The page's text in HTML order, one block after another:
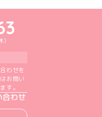
公式アカウント
んX公式アカウント
ーみんInstagram公式アカウント
いどりーみんFacebook公式アカウン
めいどりーみんYouTube公式アカ
わせを
お問い
す。
わせ